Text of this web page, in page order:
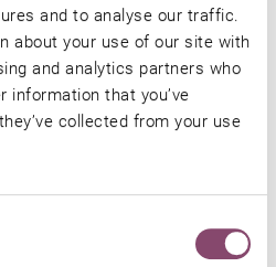
and to analyse our traffic.
about your use of our site with
and analytics partners who
information that you’ve
collected from your use